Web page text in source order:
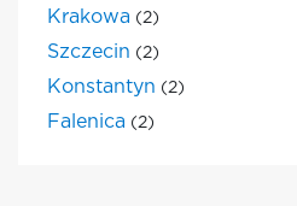
Krakowa (2)
Szczecin (2)
Konstantyn (2)
Falenica (2)